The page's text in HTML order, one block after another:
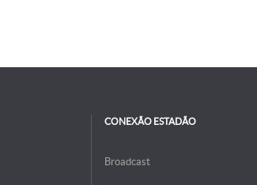
CONEXÃO ESTADÃO
Broadcast